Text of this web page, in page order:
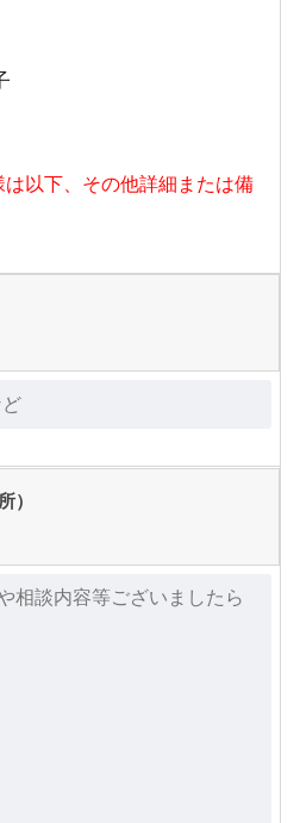
以下、その他詳細または備
）